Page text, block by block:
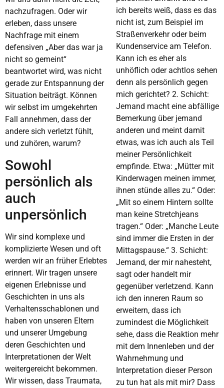
nachzufragen. Oder wir
erleben, dass unsere
Nachfrage mit einem
defensiven „Aber das war ja
nicht so gemeint“
beantwortet wird, was nicht
gerade zur Entspannung der
Situation beiträgt. Können
wir selbst im umgekehrten
Fall annehmen, dass der
andere sich verletzt fühlt,
und zuhören, warum?
Sowohl
persönlich als
auch
unpersönlich
Wir sind komplexe und
komplizierte Wesen und oft
werden wir an früher Erlebtes
erinnert. Wir tragen unsere
eigenen Erlebnisse und
Geschichten in uns als
Verhaltensschablonen und
haben von unseren Eltern
und unserer Umgebung
deren Geschichten und
Interpretationen der Welt
weitergereicht bekommen.
Wir wissen, dass Traumata,
ich bereits weiß, dass es das
nicht ist, zum Beispiel im
Straßenverkehr oder beim
Kundenservice am Telefon.
Kann ich es eher als
unhöflich oder achtlos sehen
denn als persönlich gegen
mich gerichtet? 2. Schicht:
Jemand macht eine abfällige
Bemerkung über jemand
anderen und meint damit
etwas, was ich auch als Teil
meiner Persönlichkeit
empfinde. Etwa: „Mütter mit
Kinderwagen meinen immer,
ihnen stünde alles zu.“ Oder:
„Mit so einem Hintern sollte
man keine Stretchjeans
tragen.“ Oder: „Manche Leute
sind immer die Ersten in der
Mittagspause.“ 3. Schicht:
Jemand, der mir nahesteht,
sagt oder handelt mir
gegenüber verletzend. Kann
ich den inneren Raum so
erweitern, dass ich
zumindest die Möglichkeit
sehe, dass die Reaktion mehr
mit dem Innenleben und der
Wahrnehmung und
Interpretation dieser Person
zu tun hat als mit mir? Dass